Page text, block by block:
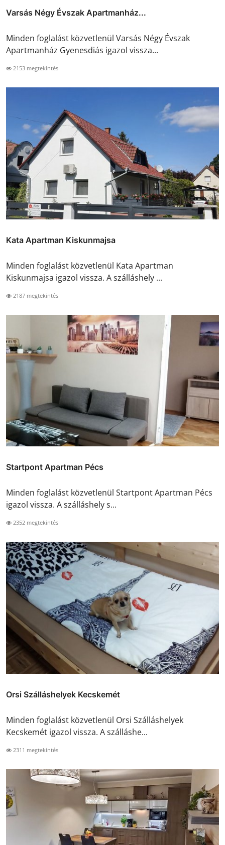
Varsás Négy Évszak Apartmanház...
Minden foglalást közvetlenül Varsás Négy Évszak
Apartmanház Gyenesdiás igazol vissza...
2153 megtekintés
Kata Apartman Kiskunmajsa
Minden foglalást közvetlenül Kata Apartman
Kiskunmajsa igazol vissza. A szálláshely ...
2187 megtekintés
Startpont Apartman Pécs
Minden foglalást közvetlenül Startpont Apartman Pécs
igazol vissza. A szálláshely s...
2352 megtekintés
Orsi Szálláshelyek Kecskemét
Minden foglalást közvetlenül Orsi Szálláshelyek
Kecskemét igazol vissza. A szálláshe...
2311 megtekintés